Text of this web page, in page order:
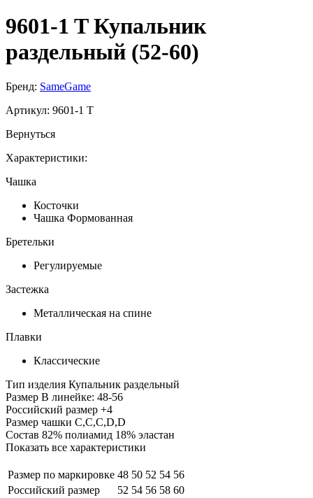
9601-1 T Купальник
раздельный (52-60)
Бренд: SameGame
Артикул: 9601-1 T
Вернуться
Характеристики:
Чашка
Косточки
Чашка Формованная
Бретельки
Регулируемые
Застежка
Металлическая на спине
Плавки
Классические
Тип изделия Купальник раздельный
Размер В линейке: 48-56
Российский размер +4
Размер чашки C,С,C,D,D
Состав 82% полиамид 18% эластан
Показать все характеристики
Размер по маркировке 48 50 52 54 56
Российский размер
52 54 56 58 60